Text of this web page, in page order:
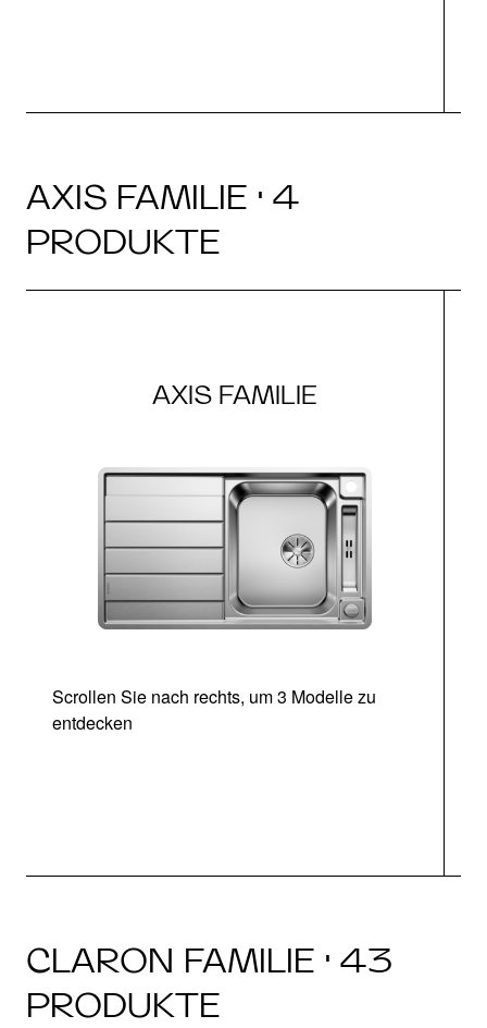
AXIS FAMILIE · 4
PRODUKTE
AXIS FAMILIE
Scrollen Sie nach rechts, um 3 Modelle zu
entdecken
CLARON FAMILIE · 43
PRODUKTE